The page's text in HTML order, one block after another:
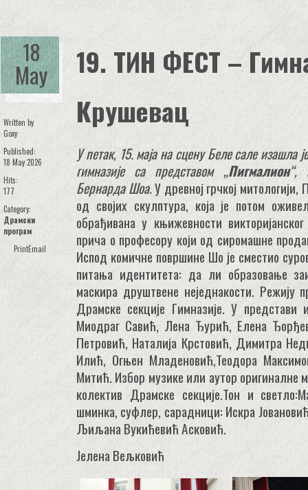
18
May
Written by
Goxy
Published:
18 May 2026
Hits:
177
Category:
Драмски
програм
PrintEmail
19. ТИН ФЕСТ –
Крушевац
У петак, 15. маја на сцену Беле сале изашла
гимназије са представом „Пигмалион“,
Бернарда Шоа.У древној грчкој
од својих скулптура, која је потом
обрађивана у књижевности
прича о професору који од сиромашне
Испод комичне површине Шо је сместио
питања идентитета: да ли образовање
маскира друштвене неједнакости. Режију
Драмске секције Гимназије. У
Миодраг Савић, Лена Ђурић, Елена
Петровић, Наталија Крстовић, Димитра
Илић, Огњен Младеновић,Теодора
Митић. Избор музике или аутор оригиналне
колектив Драмске секцијe.Тон и
шминка, суфлер, сарадници: Искра
Љиљана Вукићевић Асковић.
Јелена Вељковић